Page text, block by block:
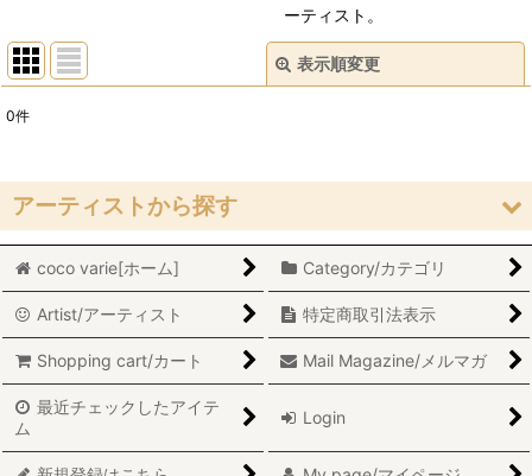
ーティスト。
表示順変更
在庫あり
並び順:
絞り込む
0件
アーティストから探す
Stig Lindberg/スティグ・リンドベリ
Lisa Larson/リサ・ラーソン
Marianne Westman/マリアンヌ・ウエストマン
Sylvia Leuchovius/シルヴィア・レウショヴィウス
coco varie[ホーム] Category/カテゴリ
Artist/アーティスト 特定商取引法表示
Shopping cart/カート Mail Magazine/メルマガ
最近チェックしたアイテ
ム
Login